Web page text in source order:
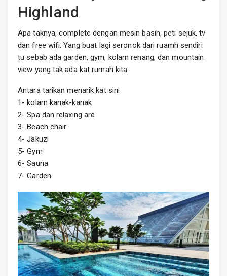
Highland
Apa taknya, complete dengan mesin basih, peti sejuk, tv
dan free wifi. Yang buat lagi seronok dari ruamh sendiri
tu sebab ada garden, gym, kolam renang, dan mountain
view yang tak ada kat rumah kita.
Antara tarikan menarik kat sini
1- kolam kanak-kanak
2- Spa dan relaxing are
3- Beach chair
4- Jakuzi
5- Gym
6- Sauna
7- Garden